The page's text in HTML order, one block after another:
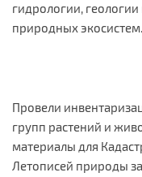
гидрологии,
природных экосистем.
Провели
групп растений и
материалы для
Летописей природы